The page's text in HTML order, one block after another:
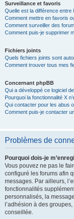
Surveillance et favoris
Quelle est la différence
Comment mettre en favoris
Comment surveiller des
Comment puis-je supprimer
Fichiers joints
Quels fichiers joints sont
Comment trouver tous mes
Concernant phpBB
Qui a développé ce logiciel
Pourquoi la fonctionnalité X
Qui contacter pour les abus
Comment puis-je contacter
Problèmes de
Pourquoi dois-je
Vous pouvez ne pas le
configuré les forums afin
messages. Par ailleurs,
fonctionnalités
personnalisés, la
l’adhésion à des
conseillée.